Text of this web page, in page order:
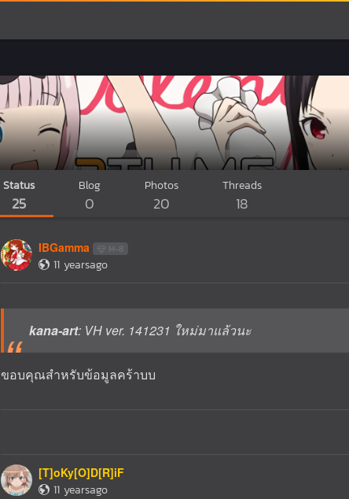
Status
25
Blog
0
Photos
20
Threads
18
IBGamma
11 yearsago
kana-art: VH ver. 141231 ใหม่มาแล้วนะ
ขอบคุณสำหรับข้อมูลคร้าบบ
[T]oKy[O]D[R]iF
11 yearsago